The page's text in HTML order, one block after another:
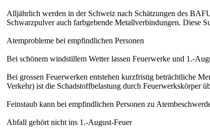
Alljährlich werden in der Schweiz nach Schätzungen des
Schwarzpulver auch farbgebende Metallverbindungen. Diese
Atemprobleme bei empfindlichen Personen
Bei schönem windstillem Wetter lassen Feuerwerke und 1.-
Bei grossen Feuerwerken entstehen kurzfristig beträchtliche
Verkehr) ist die Schadstoffbelastung durch Feuerwerkskörper
Feinstaub kann bei empfindlichen Personen zu
Abfall gehört nicht ins 1.-August-Feuer